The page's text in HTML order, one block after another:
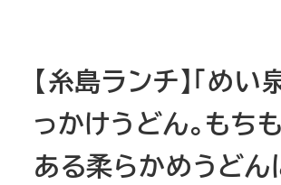
【糸島ランチ】「めい
っかけうどん。もち
ある柔らかめうど